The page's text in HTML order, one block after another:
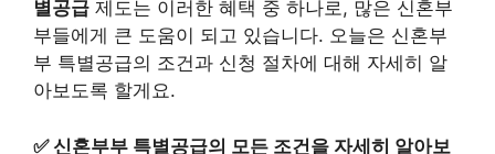
별공급 제도는 이러한 혜택 중 하나로, 많은 신혼부
부들에게 큰 도움이 되고 있습니다. 오늘은 신혼부
부 특별공급의 조건과 신청 절차에 대해 자세히 알
아보도록 할게요.
✅신혼부부 특별공급의 모든 조건을 자세히 알아보